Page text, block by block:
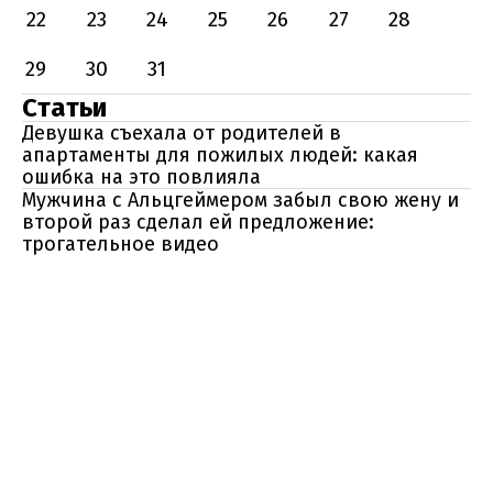
22
23 24 25 26 27
28
29
30 31
Статьи
Девушка съехала от родителей в
апартаменты для пожилых людей: какая
ошибка на это повлияла
Мужчина с Альцгеймером забыл свою жену и
второй раз сделал ей предложение:
трогательное видео